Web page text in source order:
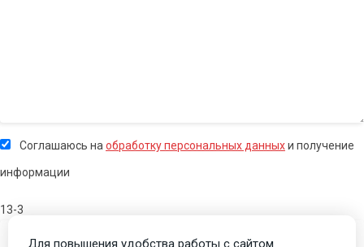
Соглашаюсь на обработку персональных данныхи получение
информации
13-3
Для повышения удобства работы с сайтом